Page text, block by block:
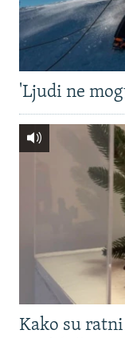
'Ljudi ne
Kako su